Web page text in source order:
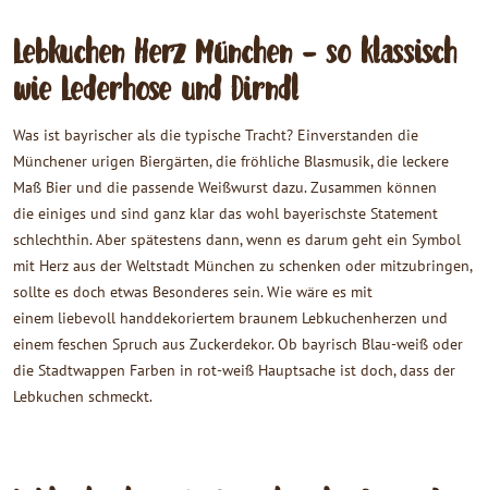
Lebkuchen Herz München - so klassisch
wie Lederhose und Dirndl
Was ist bayrischer als die typische Tracht? Einverstanden die
Münchener urigen Biergärten, die fröhliche Blasmusik, die leckere
Maß Bier und die passende Weißwurst dazu. Zusammen können
die einiges und sind ganz klar das wohl bayerischste Statement
schlechthin. Aber spätestens dann, wenn es darum geht ein Symbol
mit Herz aus der Weltstadt München zu schenken oder mitzubringen,
sollte es doch etwas Besonderes sein. Wie wäre es mit
einem liebevoll handdekoriertem braunem Lebkuchenherzen und
einem feschen Spruch aus Zuckerdekor. Ob bayrisch Blau-weiß oder
die Stadtwappen Farben in rot-weiß Hauptsache ist doch, dass der
Lebkuchen schmeckt.